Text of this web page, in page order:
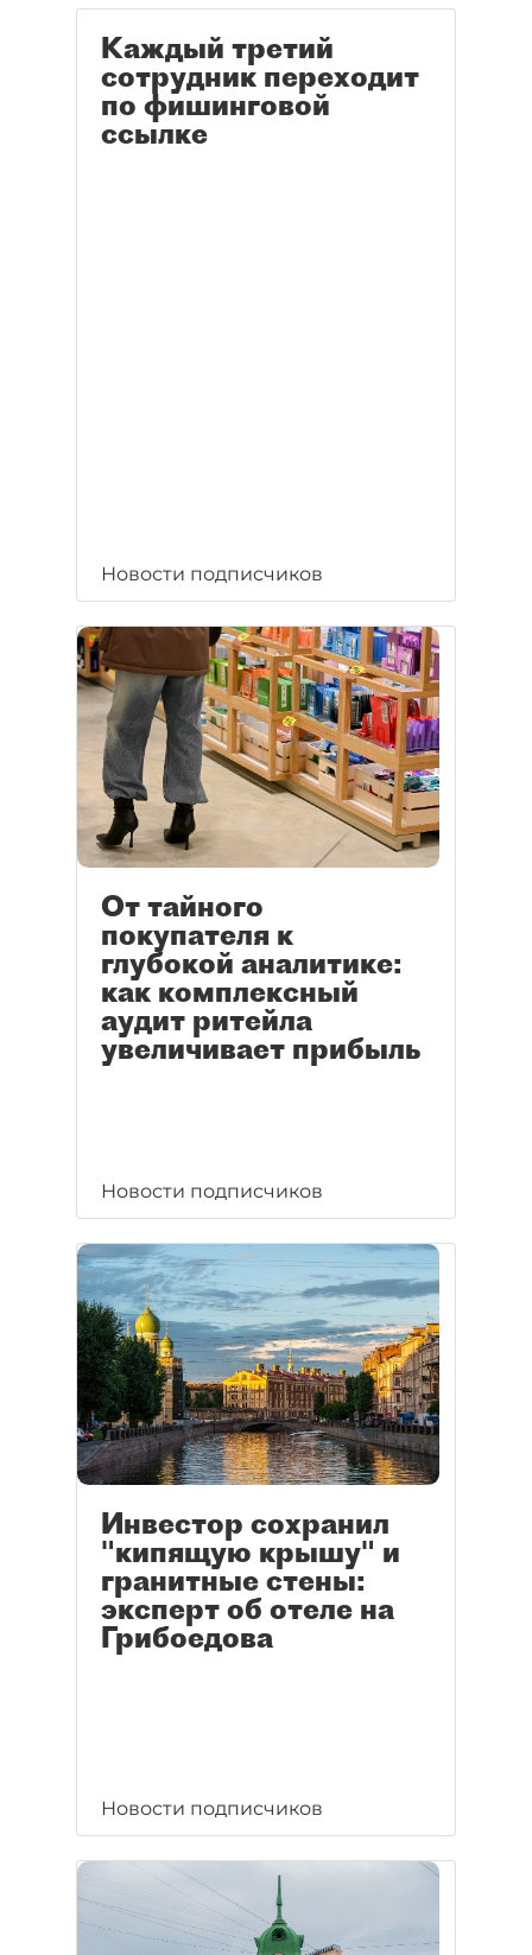
Каждый третий
сотрудник переходит
по фишинговой
ссылке
Новости подписчиков
От тайного
покупателя к
глубокой аналитике:
как комплексный
аудит ритейла
увеличивает прибыль
Новости подписчиков
Инвестор сохранил
"кипящую крышу" и
гранитные стены:
эксперт об отеле на
Грибоедова
Новости подписчиков